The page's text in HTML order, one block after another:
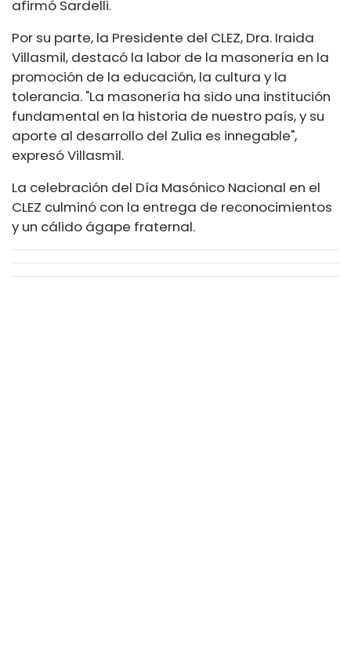
afirmó Sardelli.
Por su parte, la Presidente del CLEZ, Dra. Iraida
Villasmil, destacó la labor de la masonería en la
promoción de la educación, la cultura y la
tolerancia. "La masonería ha sido una institución
fundamental en la historia de nuestro país, y su
aporte al desarrollo del Zulia es innegable",
expresó Villasmil.
La celebración del Día Masónico Nacional en el
CLEZ culminó con la entrega de reconocimientos
y un cálido ágape fraternal.